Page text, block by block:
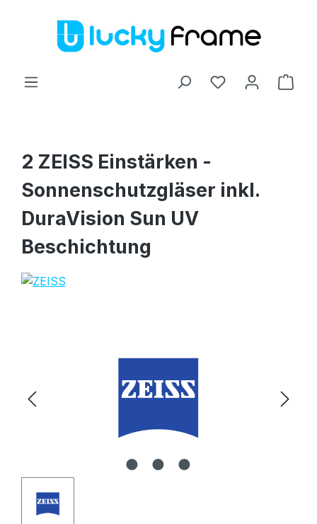
Zum Hauptinhalt springen
2 ZEISS Einstärken -
Sonnenschutzgläser inkl.
DuraVision Sun UV
Beschichtung